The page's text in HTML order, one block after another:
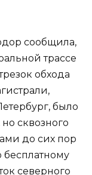
сообщила,
трассе
обхода
было
сквозного
до сих пор
бесплатному
северного